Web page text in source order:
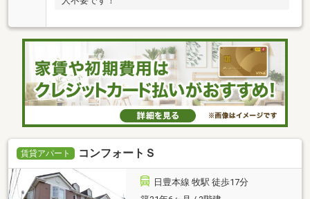
賃貸アパート コンフォートＳ
日豊本線 牧駅 徒歩17分